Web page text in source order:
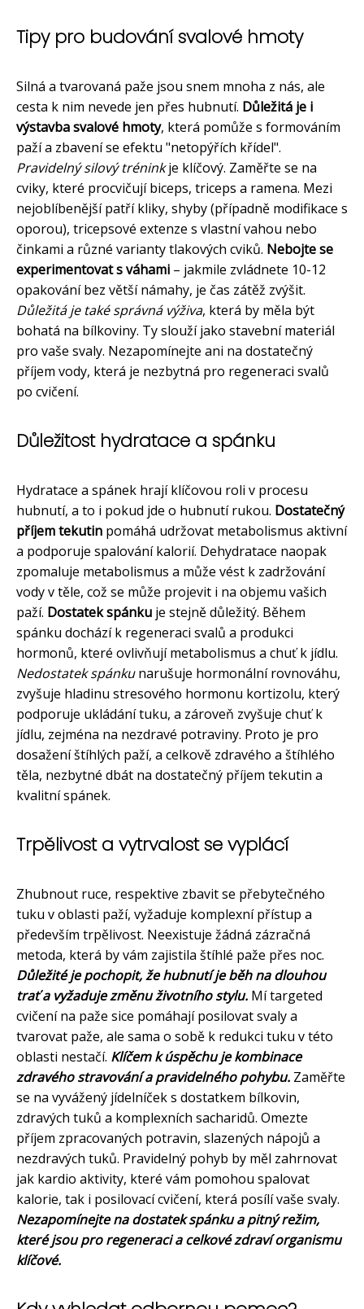
Tipy pro budování svalové hmoty
Silná a tvarovaná paže jsou snem mnoha z nás, ale
cesta k nim nevede jen přes hubnutí. Důležitá je i
výstavba svalové hmoty, která pomůže s formováním
paží a zbavení se efektu "netopýřích křídel".
Pravidelný silový tréninkje klíčový. Zaměřte se na
cviky, které procvičují biceps, triceps a ramena. Mezi
nejoblíbenější patří kliky, shyby (případně modifikace s
oporou), tricepsové extenze s vlastní vahou nebo
činkami a různé varianty tlakových cviků. Nebojte se
experimentovat s váhami –⁠ jakmile zvládnete 10-12
opakování bez větší námahy, je čas zátěž zvýšit.
Důležitá je také správná výživa, která by měla být
bohatá na bílkoviny. Ty slouží jako stavební materiál
pro vaše svaly. Nezapomínejte ani na dostatečný
příjem vody, která je nezbytná pro regeneraci svalů
po cvičení.
Důležitost hydratace a spánku
Hydratace a spánek hrají klíčovou roli v procesu
hubnutí, a to i pokud jde o hubnutí rukou. Dostatečný
příjem tekutin pomáhá udržovat metabolismus aktivní
a podporuje spalování kalorií. Dehydratace naopak
zpomaluje metabolismus a může vést k zadržování
vody v těle, což se může projevit i na objemu vašich
paží. Dostatek spánku je stejně důležitý. Během
spánku dochází k regeneraci svalů a produkci
hormonů, které ovlivňují metabolismus a chuť k jídlu.
Nedostatek spánkunarušuje hormonální rovnováhu,
zvyšuje hladinu stresového hormonu kortizolu, který
podporuje ukládání tuku, a zároveň zvyšuje chuť k
jídlu, zejména na nezdravé potraviny. Proto je pro
dosažení štíhlých paží, a celkově zdravého a štíhlého
těla, nezbytné dbát na dostatečný příjem tekutin a
kvalitní spánek.
Trpělivost a vytrvalost se vyplácí
Zhubnout ruce, respektive zbavit se přebytečného
tuku v oblasti paží, vyžaduje komplexní přístup a
především trpělivost. Neexistuje žádná zázračná
metoda, která by vám zajistila štíhlé paže přes noc.
Důležité je pochopit, že hubnutí je běh na dlouhou
trať a vyžaduje změnu životního stylu. Mí targeted
cvičení na paže sice pomáhají posilovat svaly a
tvarovat paže, ale sama o sobě k redukci tuku v této
oblasti nestačí. Klíčem k úspěchu je kombinace
zdravého stravování a pravidelného pohybu. Zaměřte
se na vyvážený jídelníček s dostatkem bílkovin,
zdravých tuků a komplexních sacharidů. Omezte
příjem zpracovaných potravin, slazených nápojů a
nezdravých tuků. Pravidelný pohyb by měl zahrnovat
jak kardio aktivity, které vám pomohou spalovat
kalorie, tak i posilovací cvičení, která posílí vaše svaly.
Nezapomínejte na dostatek spánku a pitný režim,
které jsou pro regeneraci a celkové zdraví organismu
klíčové.